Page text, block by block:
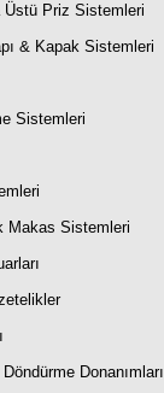
Üstü Priz Sistemleri
& Kapak Sistemleri
Sistemleri
Makas Sistemleri
Donanımları